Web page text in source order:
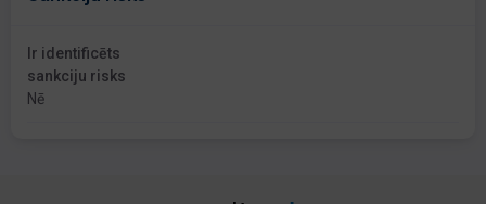
Ir identificēts
sankciju risks
Nē